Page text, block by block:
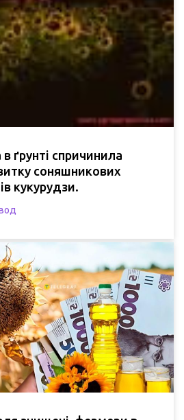
ґрунті спричинила
соняшникових
кукурудзи.